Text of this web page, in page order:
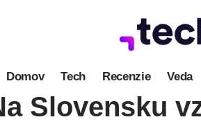
Domov Tech Recenzie Veda
Slovensku